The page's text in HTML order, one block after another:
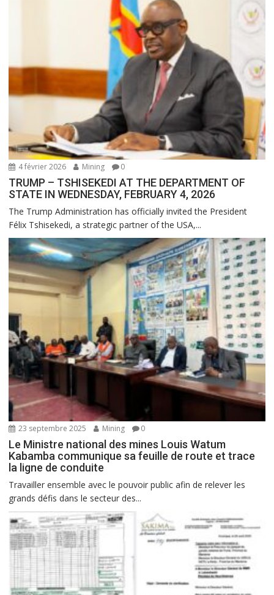
4 février 2026 Mining 0
TRUMP – TSHISEKEDI AT THE DEPARTMENT OF
STATE IN WEDNESDAY, FEBRUARY 4, 2026
The Trump Administration has officially invited the President
Félix Tshisekedi, a strategic partner of the USA,...
23 septembre 2025 Mining 0
Le Ministre national des mines Louis Watum
Kabamba communique sa feuille de route et trace
la ligne de conduite
Travailler ensemble avec le pouvoir public afin de relever les
grands défis dans le secteur des...